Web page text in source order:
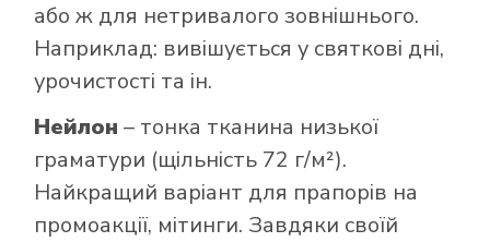
або ж для нетривалого зовнішнього.
Наприклад: вивішується у святкові дні,
урочистості та ін.
Нейлон – тонка тканина низької
граматури (щільність 72 г/м²).
Найкращий варіант для прапорів на
промоакції, мітинги. Завдяки своїй